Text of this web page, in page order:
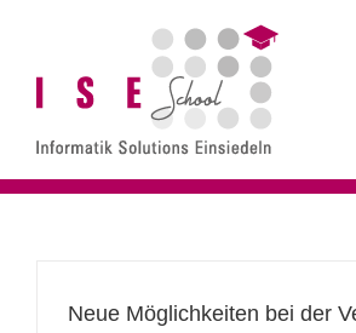
Neue Möglichkeiten bei der